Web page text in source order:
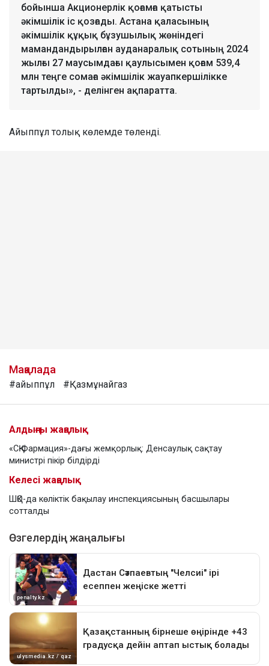
бойынша Акционерлік қоғамға қатысты
әкімшілік іс қозғады. Астана қаласының
әкімшілік құқық бұзушылық жөніндегі
мамандандырылған ауданаралық сотының 2024
жылғы 27 маусымдағы қаулысымен қоғам 539,4
млн теңге сомаға әкімшілік жауапкершілікке
тартылды», - делінген ақпаратта.
Айыппұл толық көлемде төленді.
Мақалада
#айыппұл #Қазмұнайгаз
Алдыңғы жаңалық
«СҚ-Фармация»-дағы жемқорлық: Денсаулық сақтау
министрі пікір білдірді
Келесі жаңалық
ШҚО-да көліктік бақылау инспекциясының басшылары
сотталды